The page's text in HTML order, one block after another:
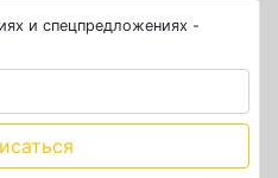
и спецпредложениях -